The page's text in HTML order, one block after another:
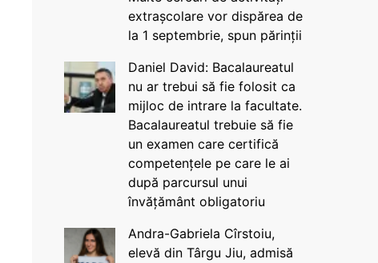
extrașcolare vor dispărea de
la 1 septembrie, spun părinții
Daniel David: Bacalaureatul
nu ar trebui să fie folosit ca
mijloc de intrare la facultate.
Bacalaureatul trebuie să fie
un examen care certifică
competențele pe care le ai
după parcursul unui
învățământ obligatoriu
Andra-Gabriela Cîrstoiu,
elevă din Târgu Jiu, admisă